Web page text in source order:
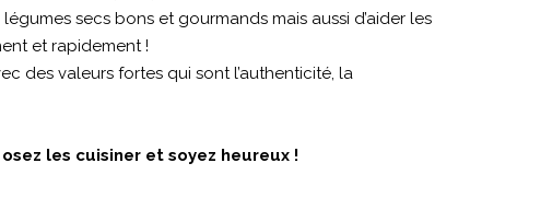
secs bons et gourmands mais aussi d’aider les
et rapidement !
des valeurs fortes qui sont l’authenticité, la
les cuisiner et soyez heureux !